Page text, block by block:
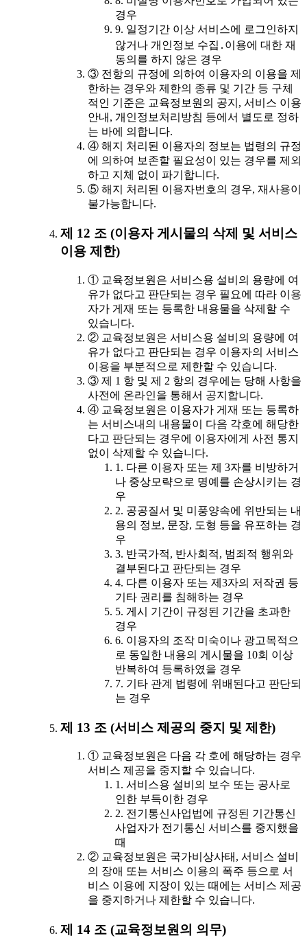
경우
9. 일정기간 이상 서비스에 로그인하지
않거나 개인정보 수집․이용에 대한 재
동의를 하지 않은 경우
③ 전항의 규정에 의하여 이용자의 이용을 제
한하는 경우와 제한의 종류 및 기간 등 구체
적인 기준은 교육정보원의 공지, 서비스 이용
안내, 개인정보처리방침 등에서 별도로 정하
는 바에 의합니다.
④ 해지 처리된 이용자의 정보는 법령의 규정
에 의하여 보존할 필요성이 있는 경우를 제외
하고 지체 없이 파기합니다.
⑤ 해지 처리된 이용자번호의 경우, 재사용이
불가능합니다.
제 12 조 (이용자 게시물의 삭제 및 서비스
이용 제한)
① 교육정보원은 서비스용 설비의 용량에 여
유가 없다고 판단되는 경우 필요에 따라 이용
자가 게재 또는 등록한 내용물을 삭제할 수
있습니다.
② 교육정보원은 서비스용 설비의 용량에 여
유가 없다고 판단되는 경우 이용자의 서비스
이용을 부분적으로 제한할 수 있습니다.
③ 제 1 항 및 제 2 항의 경우에는 당해 사항을
사전에 온라인을 통해서 공지합니다.
④ 교육정보원은 이용자가 게재 또는 등록하
는 서비스내의 내용물이 다음 각호에 해당한
다고 판단되는 경우에 이용자에게 사전 통지
없이 삭제할 수 있습니다.
1. 다른 이용자 또는 제 3자를 비방하거
나 중상모략으로 명예를 손상시키는 경
우
2. 공공질서 및 미풍양속에 위반되는 내
용의 정보, 문장, 도형 등을 유포하는 경
우
3. 반국가적, 반사회적, 범죄적 행위와
결부된다고 판단되는 경우
4. 다른 이용자 또는 제3자의 저작권 등
기타 권리를 침해하는 경우
5. 게시 기간이 규정된 기간을 초과한
경우
6. 이용자의 조작 미숙이나 광고목적으
로 동일한 내용의 게시물을 10회 이상
반복하여 등록하였을 경우
7. 기타 관계 법령에 위배된다고 판단되
는 경우
제 13 조 (서비스 제공의 중지 및 제한)
① 교육정보원은 다음 각 호에 해당하는 경우
서비스 제공을 중지할 수 있습니다.
1. 서비스용 설비의 보수 또는 공사로
인한 부득이한 경우
2. 전기통신사업법에 규정된 기간통신
사업자가 전기통신 서비스를 중지했을
때
② 교육정보원은 국가비상사태, 서비스 설비
의 장애 또는 서비스 이용의 폭주 등으로 서
비스 이용에 지장이 있는 때에는 서비스 제공
을 중지하거나 제한할 수 있습니다.
제 14 조 (교육정보원의 의무)